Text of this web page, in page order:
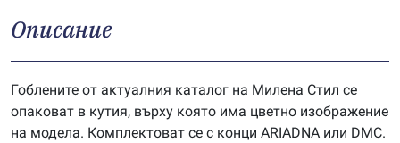
Описание
Гоблените от актуалния каталог на Милена Стил се
опаковат в кутия, върху която има цветно изображение
на модела. Комплектоват се с конци ARIADNA или DMC.